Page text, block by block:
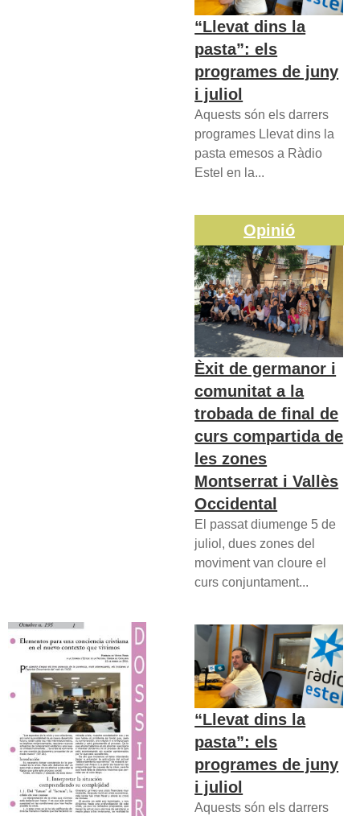
“Llevat dins la
pasta”: els
programes de juny
i juliol
Aquests són els darrers
programes Llevat dins la
pasta emesos a Ràdio
Estel en la...
Opinió
Èxit de germanor i
comunitat a la
trobada de final de
curs compartida de
les zones
Montserrat i Vallès
Occidental
El passat diumenge 5 de
juliol, dues zones del
moviment van cloure el
curs conjuntament...
“Llevat dins la
pasta”: els
programes de juny
i juliol
Aquests són els darrers